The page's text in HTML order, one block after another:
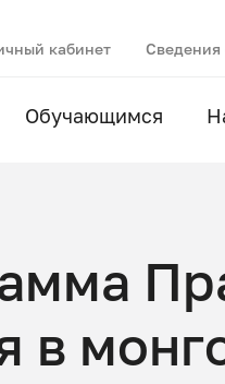
кабинет Сведения
Обучающимся
в